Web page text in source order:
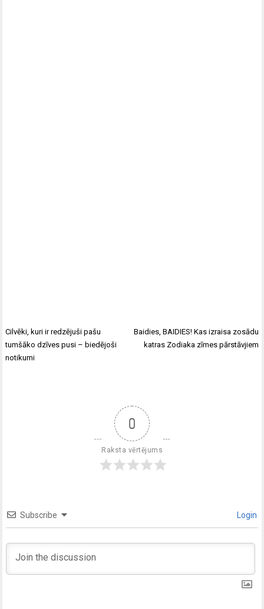
Cilvēki, kuri ir redzējuši pašu
tumšāko dzīves pusi – biedējoši
notikumi
Baidies, BAIDIES! Kas izraisa zosādu
katras Zodiaka zīmes pārstāvjiem
0
Raksta vērtējums
Subscribe Login